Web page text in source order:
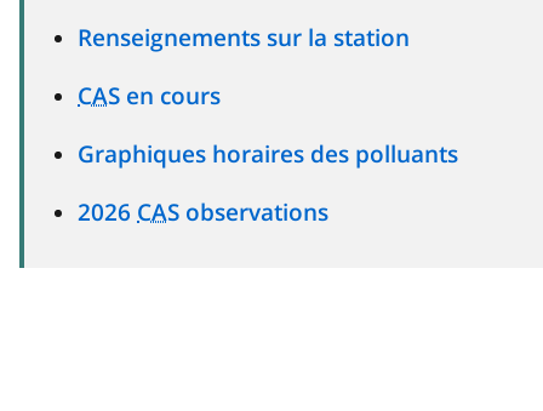
Renseignements sur la station
CAS en cours
Graphiques horaires des polluants
2026 CAS observations